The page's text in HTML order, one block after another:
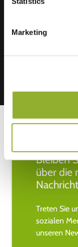
Marketing
Bleiben
über die
Treten Sie
sozialen
unseren